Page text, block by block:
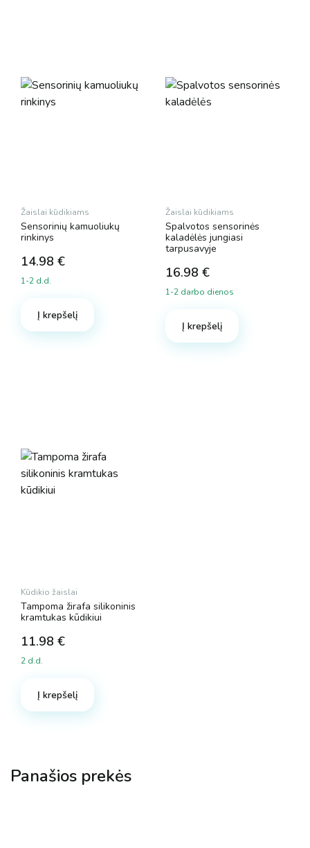
Žaislai kūdikiams
Sensorinių kamuoliukų
rinkinys
14.98 €
1-2 d.d.
Į krepšelį
Žaislai kūdikiams
Spalvotos sensorinės
kaladėlės jungiasi
tarpusavyje
16.98 €
1-2 darbo dienos
Į krepšelį
Kūdikio žaislai
Tampoma žirafa silikoninis
kramtukas kūdikiui
11.98 €
2 d.d.
Į krepšelį
Panašios prekės